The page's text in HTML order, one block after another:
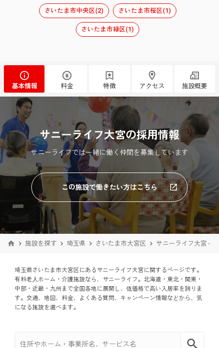
さいたま市中央区(2) さいたま市桜区(1)
さいたま市緑区(1)
基本情報 料金 特徴 アクセス 施設概要
サニーライフ大宮の採用情報
サニーライフでは一緒に働く仲間を募集しています
この施設で働きたい方はこちら
施設を探す 埼玉県 さいたま市大宮区 サニーライフ大宮 -
埼玉県さいたま市大宮区にあるサニーライフ大宮に関するページです。
有料老⼈ホーム・介護施設なら、サニーライフ。北海道・東北・関東・
中部・近畿・九州まで全国各地に展開し、低価格で⾼い入居率を誇りま
す。交通、地図、料金、よくある質問、キャンペーン情報などから、気
になる施設を選べます。